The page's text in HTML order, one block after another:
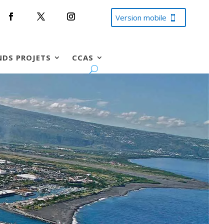
Version mobile
PROJETS CCAS